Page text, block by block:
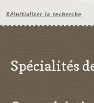
Réinitialiser la recherche
Spécialités